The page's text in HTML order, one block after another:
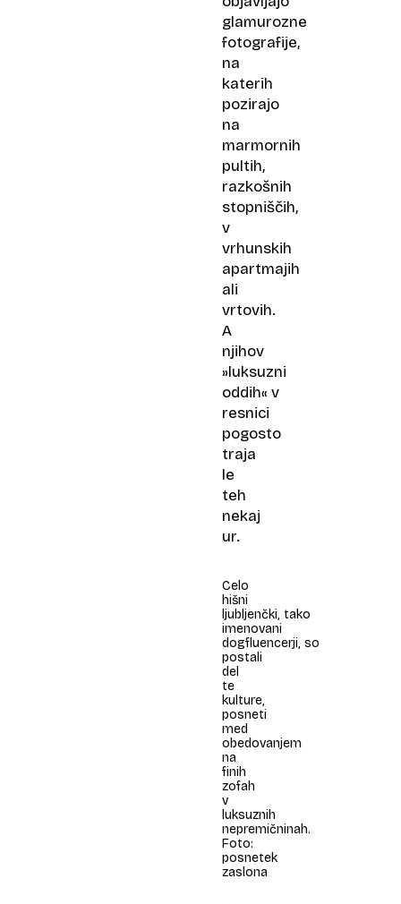
glamurozne
fotografije,
na
katerih
pozirajo
na
marmornih
pultih,
razkošnih
stopniščih,
v
vrhunskih
apartmajih
ali
vrtovih.
A
njihov
»luksuzni
oddih« v
resnici
pogosto
traja
le
teh
nekaj
ur.
Celo
hišni
ljubljenčki, tako
imenovani
dogfluencerji, so
postali
del
te
kulture,
posneti
med
obedovanjem
na
finih
zofah
v
luksuznih
nepremičninah.
Foto:
posnetek
zaslona